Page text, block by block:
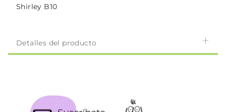
Shirley B10
Detalles del producto